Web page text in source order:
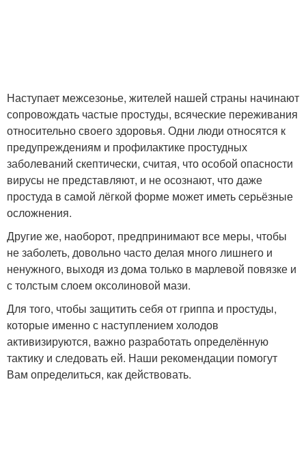
Наступает межсезонье, жителей нашей страны начинают
сопровождать частые простуды, всяческие переживания
относительно своего здоровья. Одни люди относятся к
предупреждениям и профилактике простудных
заболеваний скептически, считая, что особой опасности
вирусы не представляют, и не осознают, что даже
простуда в самой лёгкой форме может иметь серьёзные
осложнения.
Другие же, наоборот, предпринимают все меры, чтобы
не заболеть, довольно часто делая много лишнего и
ненужного, выходя из дома только в марлевой повязке и
с толстым слоем оксолиновой мази.
Для того, чтобы защитить себя от гриппа и простуды,
которые именно с наступлением холодов
активизируются, важно разработать определённую
тактику и следовать ей. Наши рекомендации помогут
Вам определиться, как действовать.